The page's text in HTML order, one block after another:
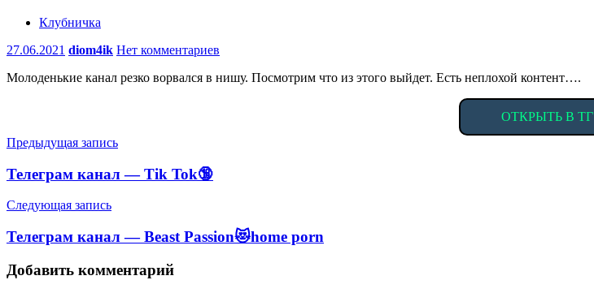
Клубничка
27.06.2021 diom4ik Нет комментариев
Молоденькие канал резко ворвался в нишу. Посмотрим что из этого выйдет. Есть неплохой контент….
ОТКРЫТЬ В ТГ
Навигация
по
записям
Предыдущая запись
Телеграм канал — Tik Tok🔞
Следующая запись
Телеграм канал — Beast Passion😻home porn
Добавить комментарий